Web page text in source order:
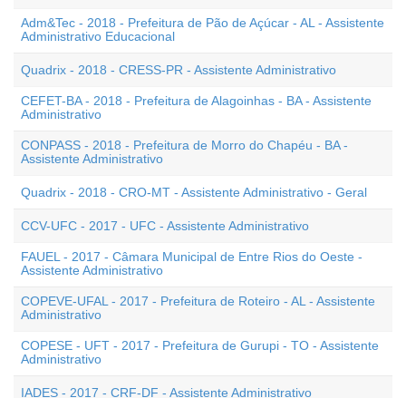
Adm&Tec - 2018 - Prefeitura de Pão de Açúcar - AL - Assistente
Administrativo Educacional
Quadrix - 2018 - CRESS-PR - Assistente Administrativo
CEFET-BA - 2018 - Prefeitura de Alagoinhas - BA - Assistente
Administrativo
CONPASS - 2018 - Prefeitura de Morro do Chapéu - BA -
Assistente Administrativo
Quadrix - 2018 - CRO-MT - Assistente Administrativo - Geral
CCV-UFC - 2017 - UFC - Assistente Administrativo
FAUEL - 2017 - Câmara Municipal de Entre Rios do Oeste -
Assistente Administrativo
COPEVE-UFAL - 2017 - Prefeitura de Roteiro - AL - Assistente
Administrativo
COPESE - UFT - 2017 - Prefeitura de Gurupi - TO - Assistente
Administrativo
IADES - 2017 - CRF-DF - Assistente Administrativo